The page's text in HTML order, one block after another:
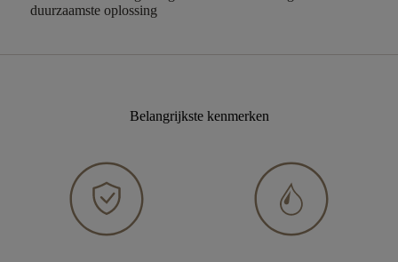
duurzaamste oplossing
Belangrijkste kenmerken